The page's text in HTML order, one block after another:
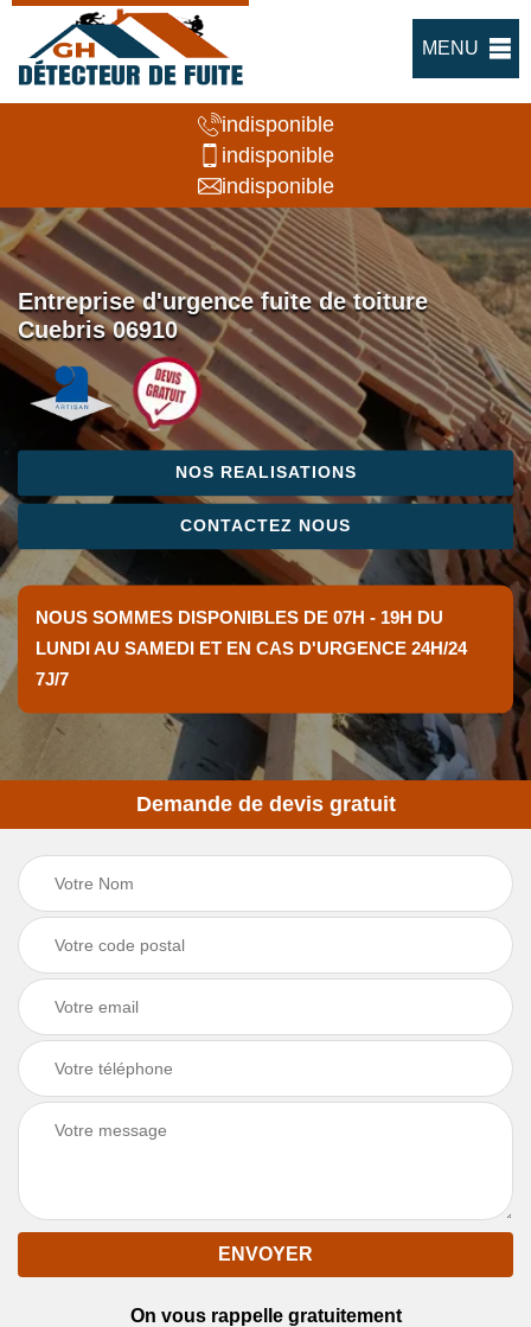
MENU
indisponible
indisponible
indisponible
Entreprise d'urgence fuite de toiture
Cuebris 06910
NOS REALISATIONS
CONTACTEZ NOUS
NOUS SOMMES DISPONIBLES DE 07H - 19H DU
LUNDI AU SAMEDI ET EN CAS D'URGENCE 24H/24
7J/7
Demande de devis gratuit
On vous rappelle gratuitement